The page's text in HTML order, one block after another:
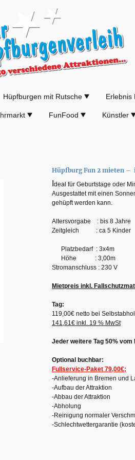
Hüpfburgen mit Rutsche Erlebnis
FunFood Künstler
Hüpfburg Fun 2 mieten –
deal für Geburtstage oder
Ausgestattet mit einen
gehüpft werden kann.
Altersvorgabe : bis 8 Jahre
Zeitgleich : ca 5 Kinder
Platzbedarf : 3x4m
Höhe : 3,00m
Stromanschluss : 230 V
Mietpreis inkl.
Tag:
119,00€ netto bei
141,61€ inkl. 19 % MwSt
Jeder weitere Tag 50% vom
Optional buchbar:
Fullservice-Paket 79,00€;
-Anlieferung in Bremen und
-Aufbau der Attraktion
-Abbau der Attraktion
-Abholung
-Reinigung normaler
-Schlechtwettergarantie